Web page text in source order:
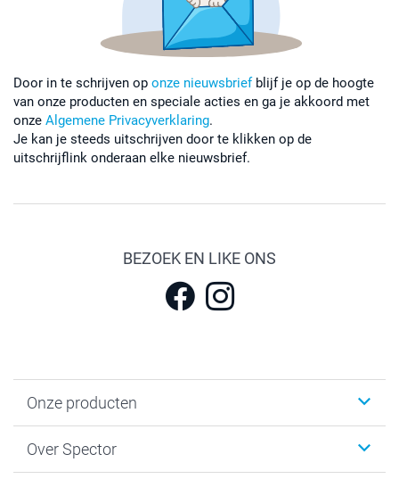
Door in te schrijven op onze nieuwsbriefblijf je op de hoogte
van onze producten en speciale acties en ga je akkoord met
onze Algemene Privacyverklaring.
Je kan je steeds uitschrijven door te klikken op de
uitschrijflink onderaan elke nieuwsbrief.
BEZOEK EN LIKE ONS
Onze producten
Kaartjes
Over Spector